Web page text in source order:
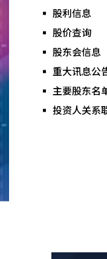
股利信息
股价查询
股东会信息
重大讯息公
主要股东名
投资人关系